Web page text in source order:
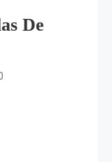
De